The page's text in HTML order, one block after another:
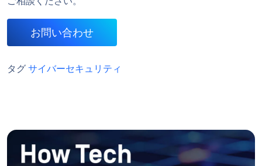
お問い合わせ
タグ サイバーセキュリティ